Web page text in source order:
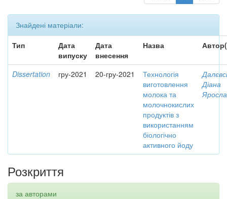
Знайдені матеріали:
Тип
Дата
випуску
Дата
внесення
Назва
Dissertation гру-2021 20-гру-2021
Технологія
виготовлення
молока та
молочнокислих
продуктів з
використанням
біологічно
активного йоду
Діана
Розкриття
за авторами